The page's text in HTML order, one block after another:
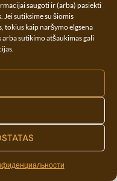
saugoti ir (arba) pasiekti
Jei sutiksime su šiomis
tokius kaip naršymo elgsena
sutikimo atšaukimas gali
возврата